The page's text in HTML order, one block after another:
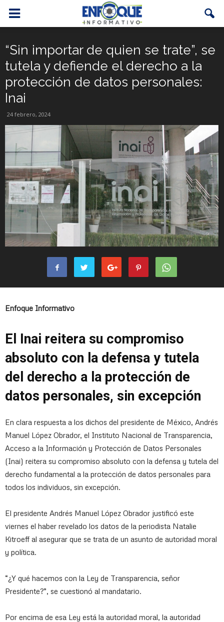
“Sin importar de quien se trate”, se
tutela y defiende el derecho a la
protección de datos personales:
Inai
24 febrero, 2024
Enfoque Informativo
El Inai reitera su compromiso
absoluto con la defensa y tutela
del derecho a la protección de
datos personales, sin excepción
En clara respuesta a los dichos del presidente de México, Andrés
Manuel López Obrador, el Instituto Nacional de Transparencia,
Acceso a la Información y Protección de Datos Personales
(Inai) reitera su compromiso absoluto con la defensa y tutela del
derecho fundamental a la protección de datos personales para
todos los individuos, sin excepción.
El presidente Andrés Manuel López Obrador justificó este
viernes el haber revelado los datos de la periodista Natalie
Kitroeff al asegurar que se trata de un asunto de autoridad moral
y política.
“¿Y qué hacemos con la Ley de Transparencia, señor
Presidente?”, se cuestionó al mandatario.
Por encima de esa Ley está la autoridad moral, la autoridad